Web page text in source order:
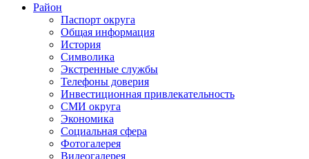
Район
Паспорт округа
Общая информация
История
Символика
Экстренные службы
Телефоны доверия
Инвестиционная привлекательность
СМИ округа
Экономика
Социальная сфера
Фотогалерея
Видеогалерея